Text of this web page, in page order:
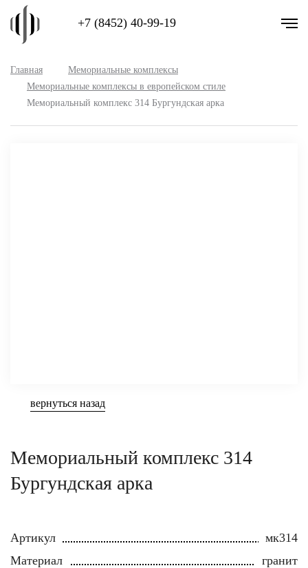
+7 (8452) 40-99-19
Главная
Мемориальные комплексы
Мемориальные комплексы в европейском стиле
Мемориальный комплекс 314 Бургундская арка
вернуться назад
Мемориальный комплекс 314
Бургундская арка
Артикул
мк314
Материал
гранит